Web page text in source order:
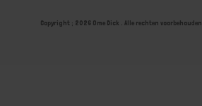
Copyright ; 2026 Ome Dick . Alle rechten voorbehouden